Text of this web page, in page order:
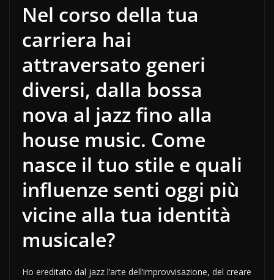
Nel corso della tua
carriera hai
attraversato generi
diversi, dalla bossa
nova al jazz fino alla
house music. Come
nasce il tuo stile e quali
influenze senti oggi più
vicine alla tua identità
musicale?
Ho ereditato dal jazz l’arte dell’improvvisazione, del creare